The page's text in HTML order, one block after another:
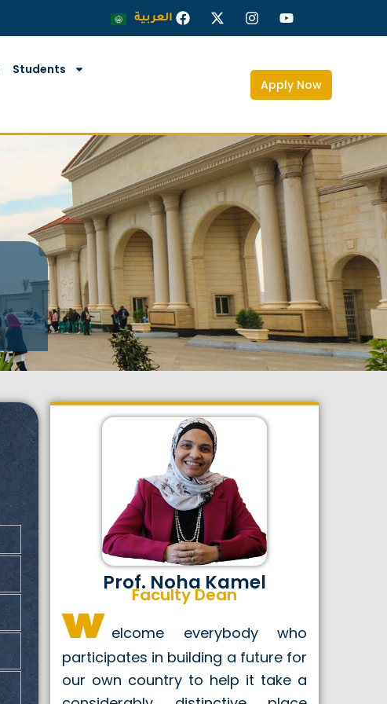
العربية
Students
Apply Now
Prof. Noha Kamel
Faculty Dean
w elcome everybody who
participates in building a future for
our own country to help it take a